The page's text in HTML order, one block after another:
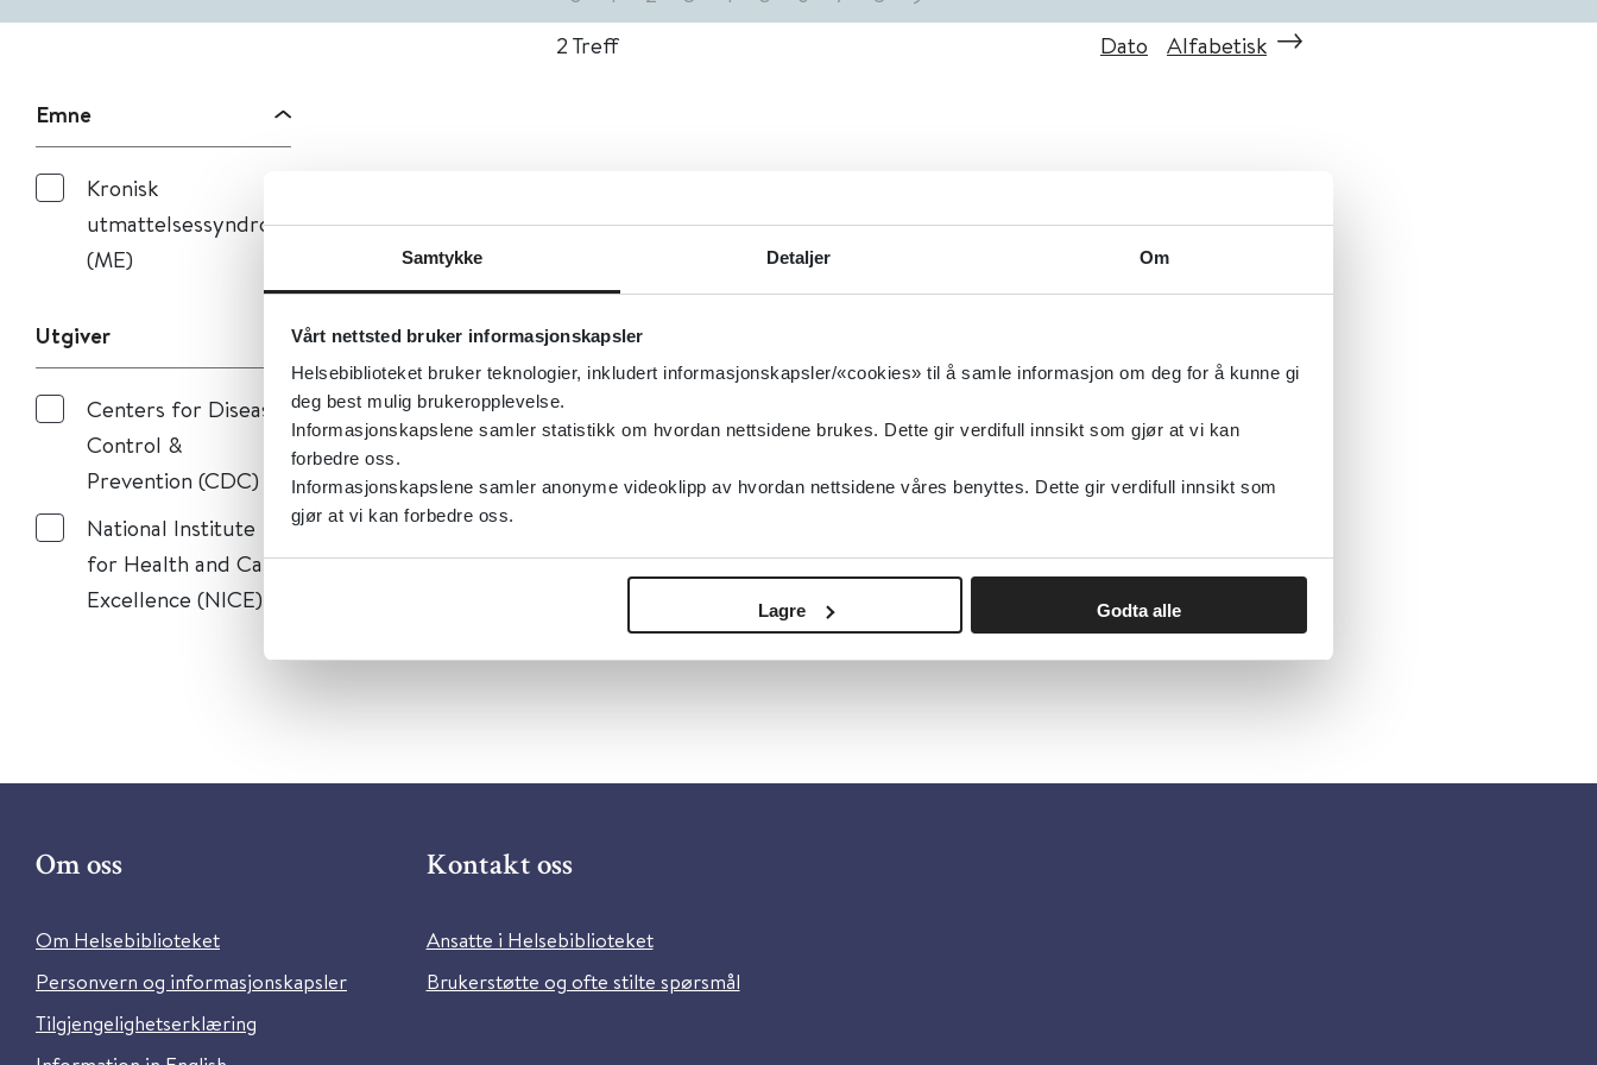
Samtykke Detaljer Om
Vårt nettsted bruker informasjonskapsler
Helsebiblioteket bruker teknologier, inkludert informasjonskapsler/«cookies» til å samle informasjon om deg for å kunne gi
deg best mulig brukeropplevelse.
Informasjonskapslene samler statistikk om hvordan nettsidene brukes. Dette gir verdifull innsikt som gjør at vi kan
forbedre oss.
Informasjonskapslene samler anonyme videoklipp av hvordan nettsidene våres benyttes. Dette gir verdifull innsikt som
gjør at vi kan forbedre oss.
Lagre Godta alle
Emne
Kronisk
utmattelsessyndrom
(ME)
Utgiver
Centers for Disease
Control &
Prevention (CDC)
National Institute
for Health and Care
Excellence (NICE)
2 Treff Dato Alfabetisk
Om oss
Om Helsebiblioteket
Personvern og informasjonskapsler
Tilgjengelighetserklæring
Kontakt oss
Ansatte i Helsebiblioteket
Brukerstøtte og ofte stilte spørsmål